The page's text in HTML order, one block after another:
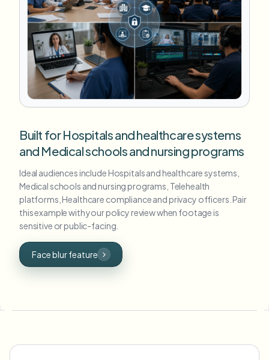
Built for Hospitals and healthcare systems
and Medical schools and nursing programs
Ideal audiences include Hospitals and healthcare systems,
Medical schools and nursing programs, Telehealth
platforms, Healthcare compliance and privacy officers. Pair
this example with your policy review when footage is
sensitive or public-facing.
Face blur feature